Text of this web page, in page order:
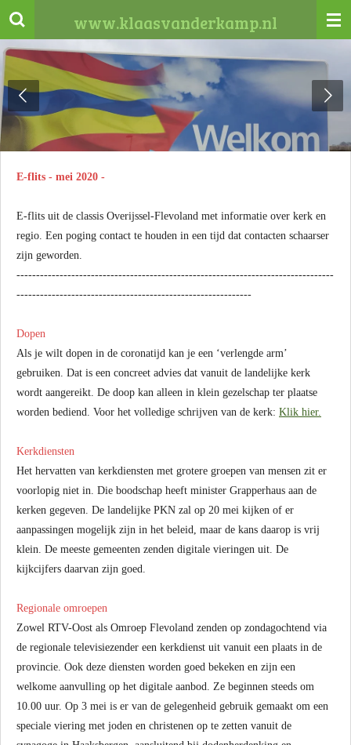
Ga
naar
hoofdinhoud
www.klaasvanderkamp.nl
E-flits - mei 2020 -
E-flits uit de classis Overijssel-Flevoland met informatie over kerk en
regio. Een poging contact te houden in een tijd dat contacten schaarser
zijn geworden.
---------------------------------------------------------------------------------
------------------------------------------------------------
Dopen
Als je wilt dopen in de coronatijd kan je een ‘verlengde arm’
gebruiken. Dat is een concreet advies dat vanuit de landelijke kerk
wordt aangereikt. De doop kan alleen in klein gezelschap ter plaatse
worden bediend. Voor het volledige schrijven van de kerk: Klik hier.
Kerkdiensten
Het hervatten van kerkdiensten met grotere groepen van mensen zit er
voorlopig niet in. Die boodschap heeft minister Grapperhaus aan de
kerken gegeven. De landelijke PKN zal op 20 mei kijken of er
aanpassingen mogelijk zijn in het beleid, maar de kans daarop is vrij
klein. De meeste gemeenten zenden digitale vieringen uit. De
kijkcijfers daarvan zijn goed.
Regionale omroepen
Zowel RTV-Oost als Omroep Flevoland zenden op zondagochtend via
de regionale televisiezender een kerkdienst uit vanuit een plaats in de
provincie. Ook deze diensten worden goed bekeken en zijn een
welkome aanvulling op het digitale aanbod. Ze beginnen steeds om
10.00 uur. Op 3 mei is er van de gelegenheid gebruik gemaakt om een
speciale viering met joden en christenen op te zetten vanuit de